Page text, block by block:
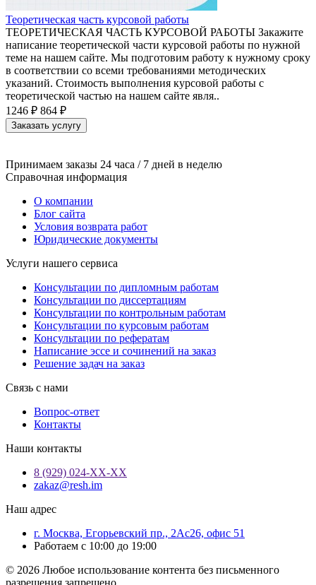
Теоретическая часть курсовой работы
ТЕОРЕТИЧЕСКАЯ ЧАСТЬ КУРСОВОЙ РАБОТЫ Закажите
написание теоретической части курсовой работы по нужной
теме на нашем сайте. Мы подготовим работу к нужному сроку
в соответствии со всеми требованиями методических
указаний. Стоимость выполнения курсовой работы с
теоретической частью на нашем сайте явля..
1246 ₽ 864 ₽
Заказать услугу
Принимаем заказы 24 часа / 7 дней в неделю
Справочная информация
О компании
Блог сайта
Условия возврата работ
Юридические документы
Услуги нашего сервиса
Консультации по дипломным работам
Консультации по диссертациям
Консультации по контрольным работам
Консультации по курсовым работам
Консультации по рефератам
Написание эссе и сочинений на заказ
Решение задач на заказ
Связь с нами
Вопрос-ответ
Контакты
Наши контакты
8 (929) 024-ХХ-ХХ
zakaz@resh.im
Наш адрес
г. Москва, Егорьевский пр., 2Ас26, офис 51
Работаем с 10:00 до 19:00
© 2026 Любое использование контента без письменного
разрешения запрещено